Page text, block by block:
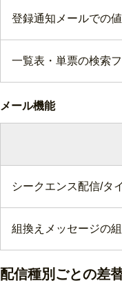
登録通知メールでの
一覧表・単票の検索
メール機能
シークエンス配信/タ
組換えメッセージの
配信種別ごとの差